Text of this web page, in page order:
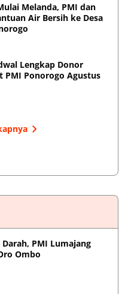
Melanda, PMI dan
Air Bersih ke Desa
Lengkap Donor
PMI Ponorogo Agustus
PMI Lumajang
Ombo